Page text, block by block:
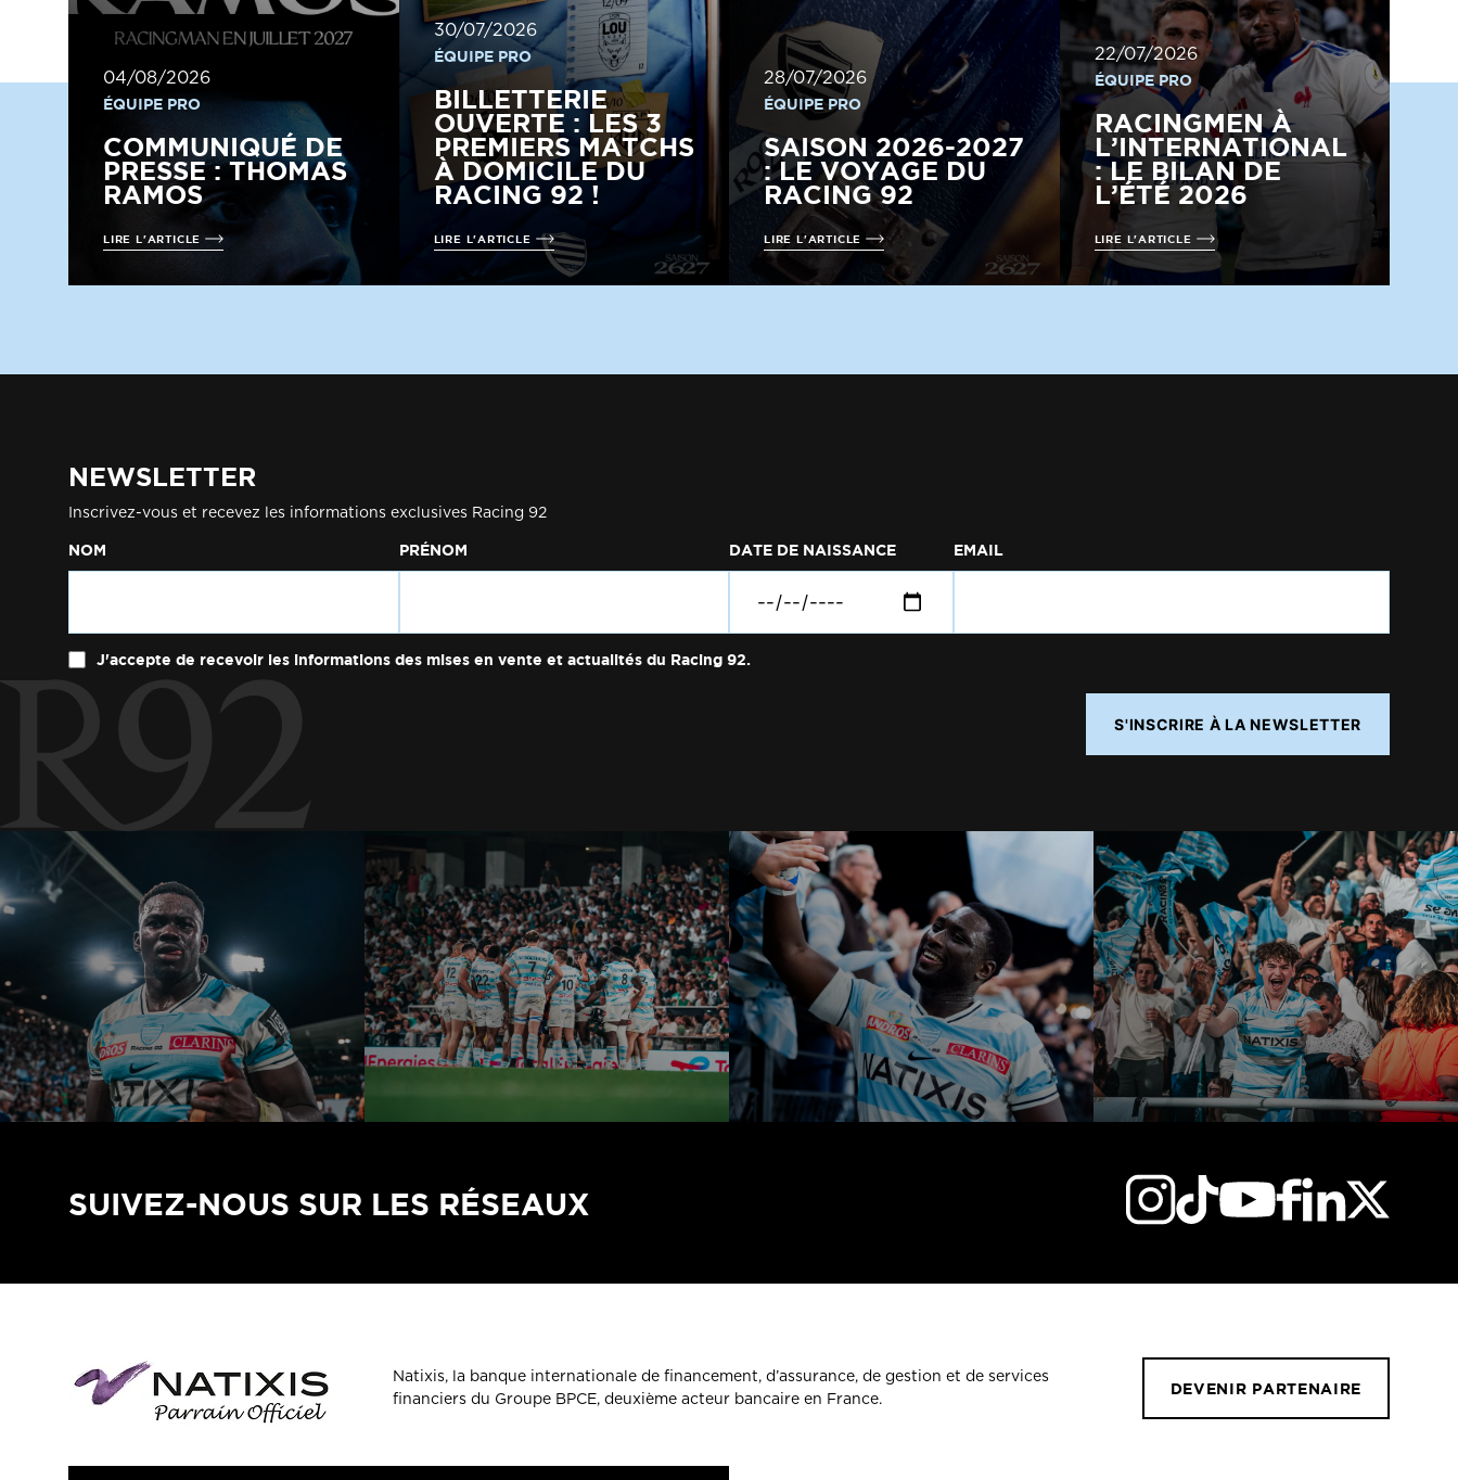
04/08/2026
ÉQUIPE PRO
COMMUNIQUÉ DE
PRESSE : THOMAS
RAMOS
LIRE L'ARTICLE
30/07/2026
ÉQUIPE PRO
BILLETTERIE
OUVERTE : LES 3
PREMIERS MATCHS
À DOMICILE DU
RACING 92 !
LIRE L'ARTICLE
28/07/2026
ÉQUIPE PRO
SAISON 2026-2027
: LE VOYAGE DU
RACING 92
LIRE L'ARTICLE
22/07/2026
ÉQUIPE PRO
RACINGMEN À
L’INTERNATIONAL
: LE BILAN DE
L’ÉTÉ 2026
LIRE L'ARTICLE
NEWSLETTER
Inscrivez-vous et recevez les informations exclusives Racing 92
NOM PRÉNOM DATE DE NAISSANCE EMAIL
J'accepte de recevoir les informations des mises en vente et actualités du Racing 92.
S'INSCRIRE À LA NEWSLETTER
SUIVEZ-NOUS SUR LES RÉSEAUX
Natixis, la banque internationale de financement, d’assurance, de gestion et de services
financiers du Groupe BPCE, deuxième acteur bancaire en France.
DEVENIR PARTENAIRE